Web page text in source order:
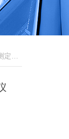
）